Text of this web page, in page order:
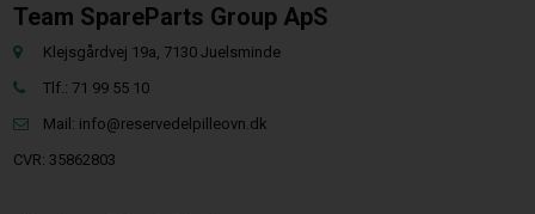
Team SpareParts Group ApS
Klejsgårdvej 19a, 7130 Juelsminde
Tlf.: 71 99 55 10
Mail: info@reservedelpilleovn.dk
CVR: 35862803